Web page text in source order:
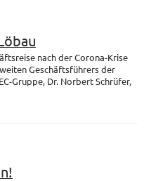
nach der Corona-Krise
Geschäftsführers der
Gruppe, Dr. Norbert Schrüfer,